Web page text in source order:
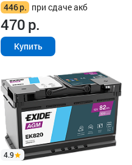
446р. при сдаче акб
470р.
Купить
4.9